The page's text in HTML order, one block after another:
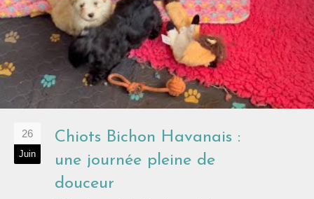
26
Juin
Chiots Bichon Havanais :
une journée pleine de
douceur